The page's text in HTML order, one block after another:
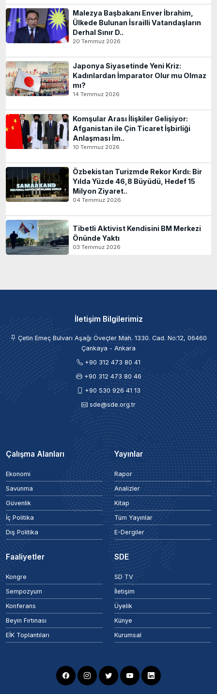
Malezya Başbakanı Enver İbrahim,
Ülkede Bulunan İsrailli Vatandaşların
Derhal Sınır D..
20 Temmuz 2026
Japonya Siyasetinde Yeni Kriz:
Kadınlardan İmparator Olur mu Olmaz
mı?
14 Temmuz 2026
Komşular Arası İlişkiler Gelişiyor:
Afganistan ile Çin Ticaret İşbirliği
Anlaşması İm..
10 Temmuz 2026
Özbekistan Turizmde Rekor Kırdı: Bir
Yılda Yüzde 46,8 Büyüdü, Hedef 15
Milyon Ziyaret..
04 Temmuz 2026
Tibetli Aktivist Kendisini BM Merkezi
Önünde Yaktı
03 Temmuz 2026
İletişim Bilgilerimiz
Çetin Emeç Bulvarı Aşağı Öveçler Mah. 1330. Cad. No:12, 06460
Çankaya - Ankara
+90 312 473 80 41
+90 312 473 80 46
+90 530 926 41 13
sde@sde.org.tr
Çalışma Alanları
Ekonomi
Savunma
Güvenlik
İç Politika
Dış Politika
Yayınlar
Rapor
Analizler
Kitap
Tüm Yayınlar
E-Dergiler
Faaliyetler
Kongre
Sempozyum
Konferans
Beyin Fırtınası
EİK Toplantıları
SDE
SD TV
İletişim
Üyelik
Künye
Kurumsal